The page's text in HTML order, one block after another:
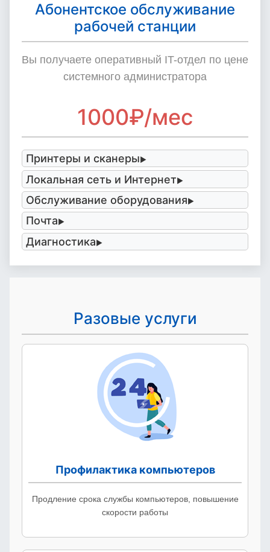
Абонентское обслуживание
рабочей станции
Вы получаете оперативный IT-отдел по цене
системного администратора
1000₽/мес
Принтеры и сканеры
Локальная сеть и Интернет
Обслуживание оборудования
Почта
Диагностика
Разовые услуги
Профилактика компьютеров
Продление срока службы компьютеров, повышение
скорости работы